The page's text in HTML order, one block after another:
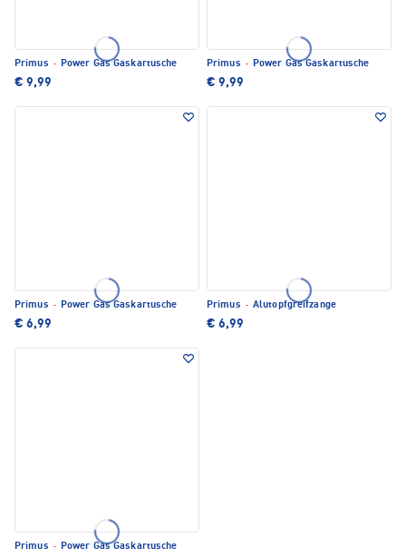
Primus · Power Gas Gaskartusche
€ 9,99
Primus · Power Gas Gaskartusche
€ 9,99
Primus · Power Gas Gaskartusche
€ 6,99
Primus · Alutopfgreifzange
€ 6,99
Primus · Power Gas Gaskartusche